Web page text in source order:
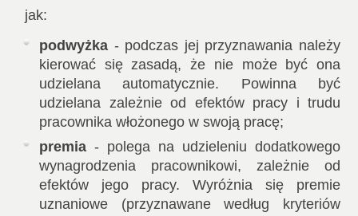
jak:
podwyżka - podczas jej przyznawania należy
kierować się zasadą, że nie może być ona
udzielana automatycznie. Powinna być
udzielana zależnie od efektów pracy i trudu
pracownika włożonego w swoją pracę;
premia - polega na udzieleniu dodatkowego
wynagrodzenia pracownikowi, zależnie od
efektów jego pracy. Wyróżnia się premie
uznaniowe (przyznawane według kryteriów